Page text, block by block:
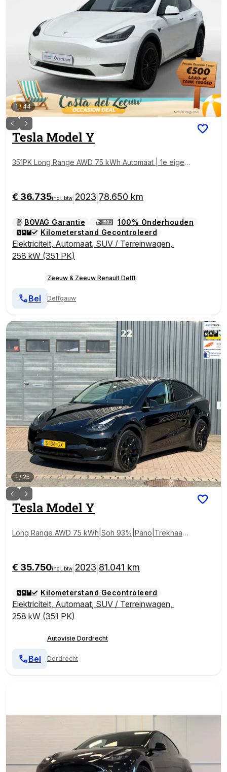
1/ 44
TeslaModel Y
351PK Long Range AWD 75 kWh Automaat | 1e eigen
ktrische Stoelen | Full LED |
€ 36.735incl. btw 2023 78.650 km
BOVAG Garantie
100% Onderhouden
Kilometerstand Gecontroleerd
Elektriciteit, Automaat, SUV / Terreinwagen,
258 kW (351 PK)
Zeeuw & Zeeuw Renault Delft
Delfgauw
Bel
1/25
TeslaModel Y
Long Range AWD 75 kWh|Soh 93%|Pano|Trekhaak
€ 35.750incl. btw 2023 81.041 km
Kilometerstand Gecontroleerd
Elektriciteit, Automaat, SUV / Terreinwagen,
258 kW (351 PK)
Autovisie Dordrecht
Dordrecht
Bel